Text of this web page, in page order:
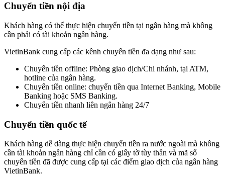
Chuyển tiền nội địa
Khách hàng có thể thực hiện chuyển tiền tại ngân hàng mà không
cần phải có tài khoản ngân hàng.
VietinBank cung cấp các kênh chuyển tiền đa dạng như sau:
Chuyển tiền offline: Phòng giao dịch/Chi nhánh, tại ATM,
hotline của ngân hàng.
Chuyển tiền online: chuyển tiền qua Internet Banking, Mobile
Banking hoặc SMS Banking.
Chuyển tiền nhanh liên ngân hàng 24/7
Chuyển tiền quốc tế
Khách hàng dễ dàng thực hiện chuyển tiền ra nước ngoài mà không
cần tài khoản ngân hàng chỉ cần có giấy tờ tùy thân và mã số
chuyển tiền đã được cung cấp tại các điểm giao dịch của ngân hàng
VietinBank.